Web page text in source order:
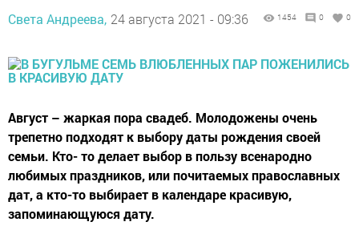
Света Андреева, 24 августа 2021 - 09:36 1454 0 0
Август – жаркая пора свадеб. Молодожены очень
трепетно подходят к выбору даты рождения своей
семьи. Кто- то делает выбор в пользу всенародно
любимых праздников, или почитаемых православных
дат, а кто-то выбирает в календаре красивую,
запоминающуюся дату.